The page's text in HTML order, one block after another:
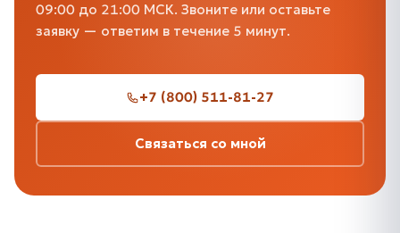
09:00 до 21:00 МСК. Звоните или оставьте
заявку — ответим в течение 5 минут.
+7 (800) 511-81-27
Связаться со мной